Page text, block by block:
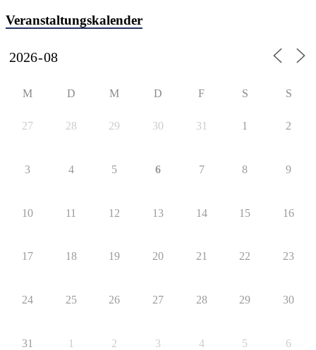
Veranstaltungskalender
M D M D F S S
27 28 29 30 31 1 2
3 4 5 6 7 8 9
10 11 12 13 14 15 16
17 18 19 20 21 22 23
24 25 26 27 28 29 30
31 1 2 3 4 5 6